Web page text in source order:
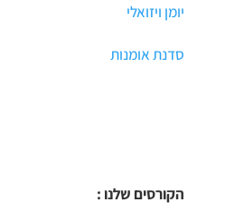
יומן ויזואלי
סדנת אומנות
הקורסים שלנו :